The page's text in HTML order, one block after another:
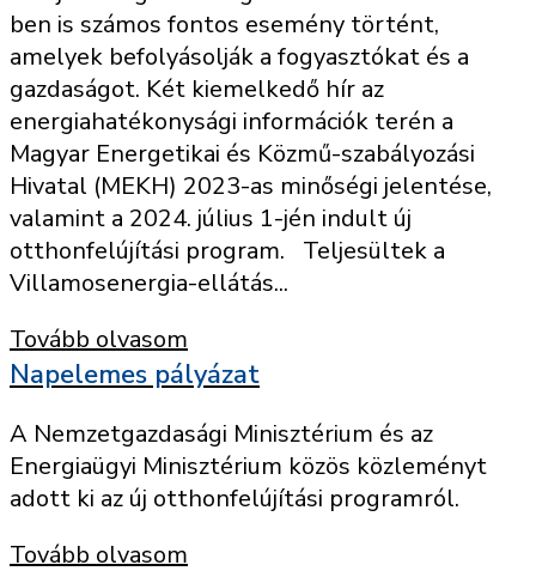
ben is számos fontos esemény történt,
amelyek befolyásolják a fogyasztókat és a
gazdaságot. Két kiemelkedő hír az
energiahatékonysági információk terén a
Magyar Energetikai és Közmű-szabályozási
Hivatal (MEKH) 2023-as minőségi jelentése,
valamint a 2024. július 1-jén indult új
otthonfelújítási program. Teljesültek a
Villamosenergia-ellátás...
Tovább olvasom
Napelemes pályázat
A Nemzetgazdasági Minisztérium és az
Energiaügyi Minisztérium közös közleményt
adott ki az új otthonfelújítási programról.
Tovább olvasom